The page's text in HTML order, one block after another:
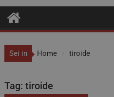
Sei in Home tiroide
Tag:tiroide